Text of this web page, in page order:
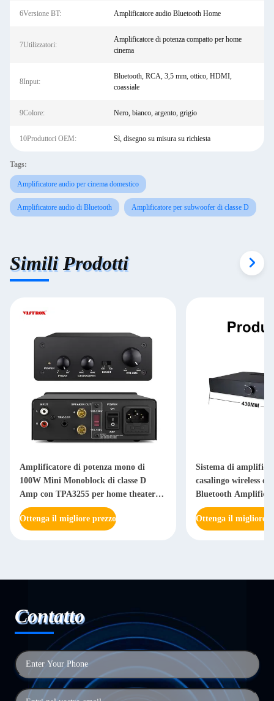
6Versione BT: Amplificatore audio Bluetooth Home
7Utilizzatori:
Amplificatore di potenza compatto per home
cinema
8Input:
Bluetooth, RCA, 3,5 mm, ottico, HDMI,
coassiale
9Colore: Nero, bianco, argento, grigio
10Produttori OEM: Sì, disegno su misura su richiesta
Tags:
Amplificatore audio per cinema domestico
Amplificatore audio di Bluetooth Amplificatore per subwoofer di classe D
Simili Prodotti
Amplificatore di potenza mono di
100W Mini Monoblock di classe D
Amp con TPA3255 per home theater
HiFi
Ottenga il migliore prezzo
Sistema di
casalingo wireless
Bluetooth
stereo casalingo
Ottenga il migliore
Contatto